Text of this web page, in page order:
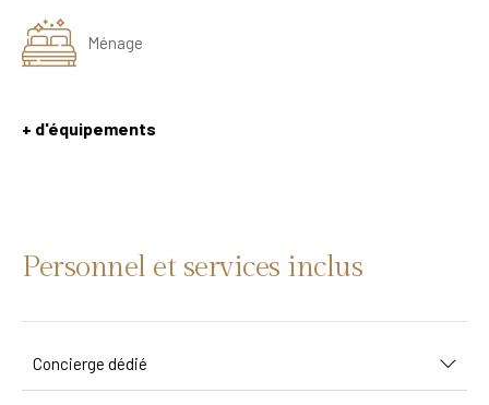
Ménage
+ d'équipements
Personnel et services inclus
Concierge dédié